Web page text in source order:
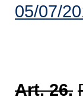
05/07/
Art. 26.